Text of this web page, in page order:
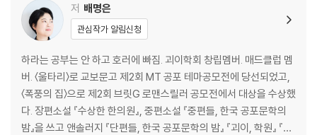
저 배명은
관심작가 알림신청
하라는 공부는 안 하고 호러에 빠짐. 괴이학회 창립멤버. 매드클럽 멤
버. 〈울타리〉로 교보문고 제2회 MT 공포 테마공모전에 당선되었고,
〈폭풍의 집〉으로 제2회 브릿G 로맨스릴러 공모전에서 대상을 수상했
다. 장편소설 『수상한 한의원』, 중편소설 『중편들, 한국 공포문학의
밤』을 쓰고 앤솔러지 『단편들, 한국 공포문학의 밤』 『괴이, 학원』 『귀